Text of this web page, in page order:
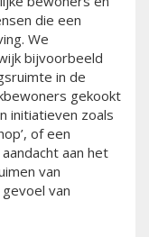
die een
We
bijvoorbeeld
in de
gekookt
initiatieven zoals
of een
aan het
van
van